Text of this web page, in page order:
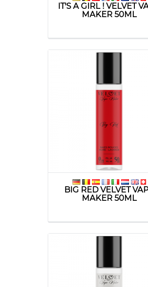
IT'S A GIRL ! VELVET
MAKER 50ML
BIG RED VELVET
MAKER 50ML